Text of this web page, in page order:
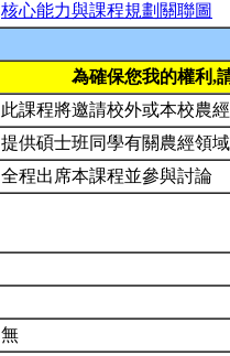
核心能力與課程規劃關聯圖
為確保您我的權利,
此課程將邀請校外或本校農
提供碩士班同學有關農經領
全程出席本課程並參與討論
無